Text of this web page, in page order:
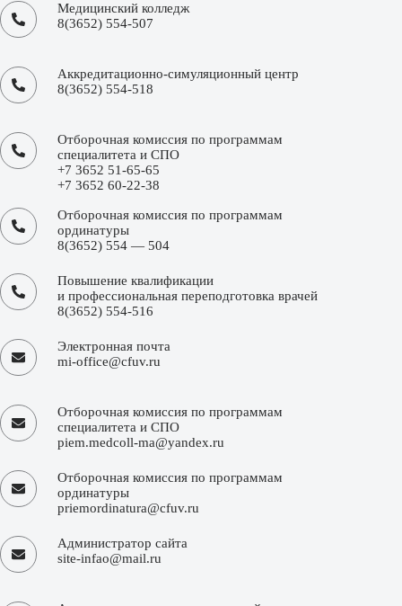
Медицинский колледж
8(3652) 554-507
Аккредитационно-симуляционный центр
8(3652) 554-518
Отборочная комиссия по программам
специалитета и СПО
+7 3652 51-65-65
+7 3652 60-22-38
Отборочная комиссия по программам
ординатуры
8(3652) 554 — 504
Повышение квалификации
и профессиональная переподготовка врачей
8(3652) 554-516
Электронная почта
mi-office@cfuv.ru
Отборочная комиссия по программам
специалитета и СПО
piem.medcoll-ma@yandex.ru
Отборочная комиссия по программам
ординатуры
priemordinatura@cfuv.ru
Администратор сайта
site-infao@mail.ru